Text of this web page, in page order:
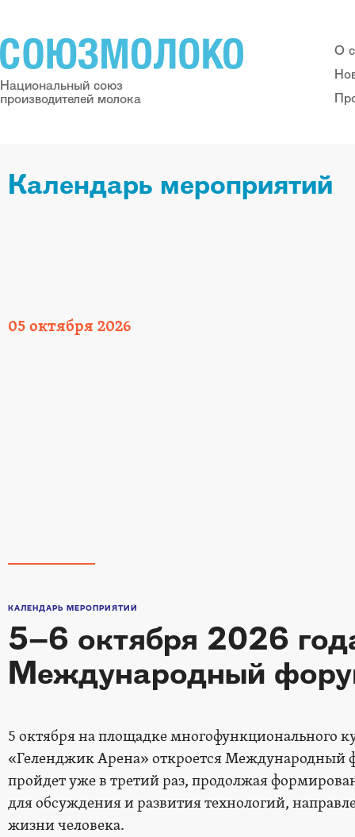
Национальный союз
производителей молока
О
Календарь мероприятий
05октября 2026
КАЛЕНДАРЬ МЕРОПРИЯТИЙ
5–6 октября 2026
Международный
5 октября на площадке многофункционального
«Геленджик Арена» откроется
пройдет уже в третий раз, продолжая
для обсуждения и развития технологий,
жизни человека.